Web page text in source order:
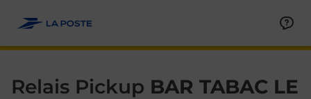
Relais Pickup BAR TABAC LE